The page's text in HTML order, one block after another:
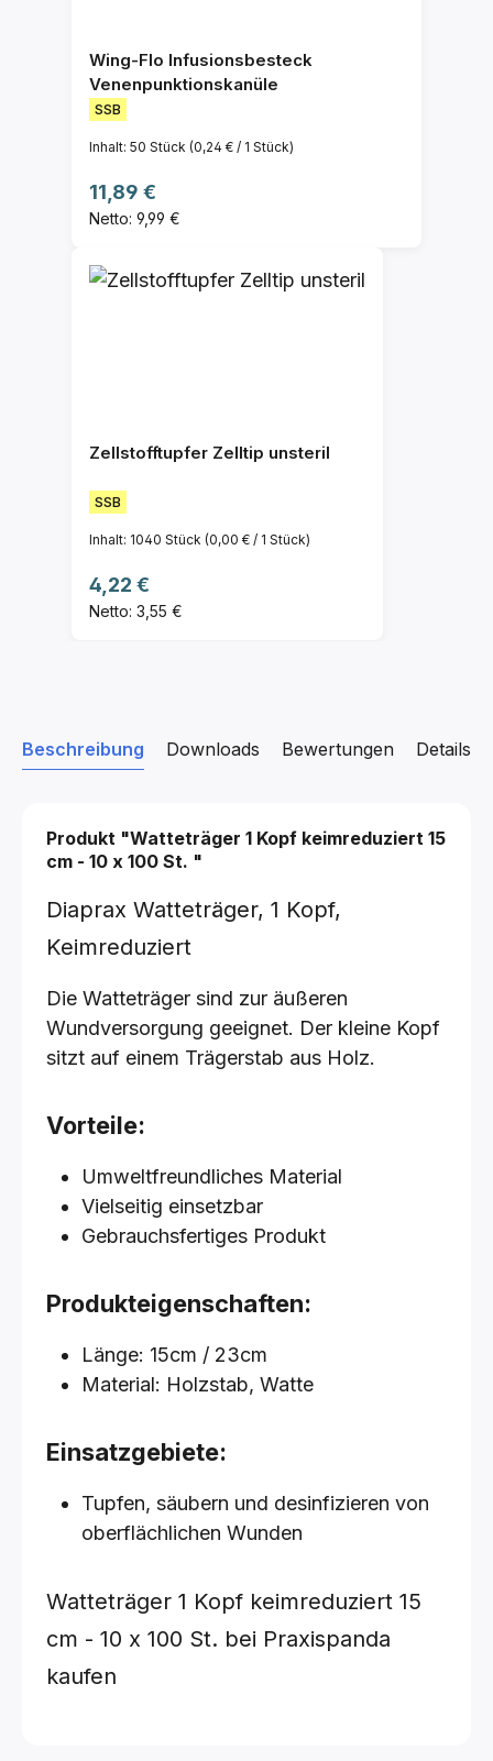
Wing-Flo Infusionsbesteck
Venenpunktionskanüle
SSB
Inhalt: 50 Stück (0,24 € / 1 Stück)
Regulärer Preis:
11,89 €
Netto: 9,99 €
Zellstofftupfer Zelltip unsteril
SSB
Inhalt: 1040 Stück (0,00 € / 1 Stück)
Regulärer Preis:
4,22 €
Netto: 3,55 €
Beschreibung Downloads Details
Bewertungen
Produkt "Watteträger 1 Kopf keimreduziert 15
cm - 10 x 100 St. "
Diaprax Watteträger, 1 Kopf,
Keimreduziert
Die Watteträger sind zur äußeren
Wundversorgung geeignet. Der kleine Kopf
sitzt auf einem Trägerstab aus Holz.
Vorteile:
Umweltfreundliches Material
Vielseitig einsetzbar
Gebrauchsfertiges Produkt
Produkteigenschaften:
Länge: 15cm / 23cm
Material: Holzstab, Watte
Einsatzgebiete:
Tupfen, säubern und desinfizieren von
oberflächlichen Wunden
Watteträger 1 Kopf keimreduziert 15
cm - 10 x 100 St. bei Praxispanda
kaufen